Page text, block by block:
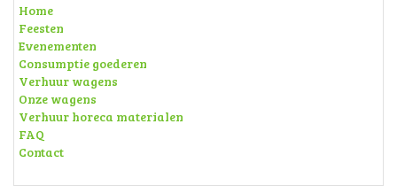
Home
Feesten
Evenementen
Consumptie goederen
Verhuur wagens
Onze wagens
Verhuur horeca materialen
FAQ
Contact